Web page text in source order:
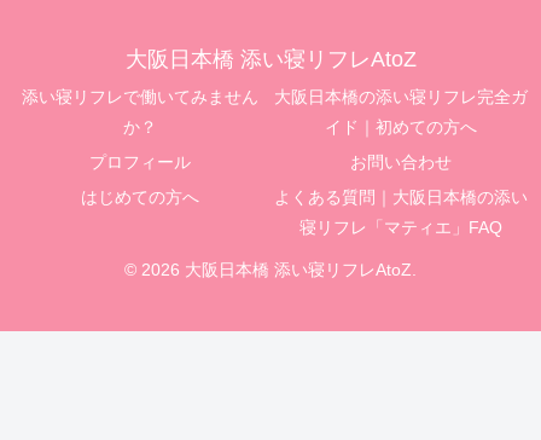
大阪日本橋 添い寝リフレAtoZ
添い寝リフレで働いてみません
か？
大阪日本橋の添い寝リフレ完全ガ
イド｜初めての方へ
プロフィール
お問い合わせ
はじめての方へ
よくある質問｜大阪日本橋の添い
寝リフレ「マティエ」FAQ
© 2026 大阪日本橋 添い寝リフレAtoZ.